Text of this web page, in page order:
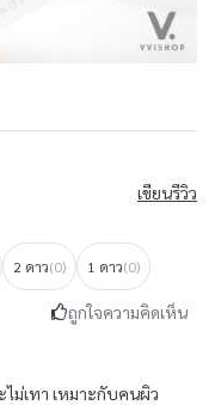
เขียนรีวิว
2 ดาว(0) 1 ดาว(0)
ม่เทา เหมาะกับคนผิว
ถูกใจความคิดเห็น